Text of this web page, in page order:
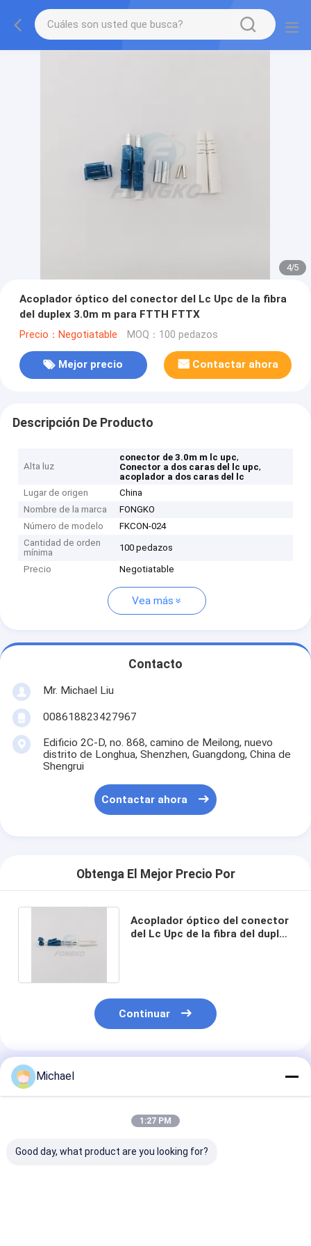
4/5
Acoplador óptico del conector del Lc Upc de la fibra
del duplex 3.0m m para FTTH FTTX
Precio：Negotiatable MOQ：100 pedazos
Mejor precio Contactar ahora
Descripción De Producto
Alta luz
conector de 3.0m m lc upc,
Conector a dos caras del lc upc,
acoplador a dos caras del lc
Lugar de origen
China
Nombre de la marca
FONGKO
Número de modelo
FKCON-024
Cantidad de orden
mínima
100 pedazos
Precio Negotiatable
Vea más
Contacto
Mr. Michael Liu
008618823427967
Edificio 2C-D, no. 868, camino de Meilong, nuevo
distrito de Longhua, Shenzhen, Guangdong, China de
Shengrui
Contactar ahora
Obtenga El Mejor Precio Por
Acoplador óptico del conector
del Lc Upc de la fibra del duplex
Continuar
Productos Recomendados
Michael
1:27 PM
Good day, what product are you looking for?